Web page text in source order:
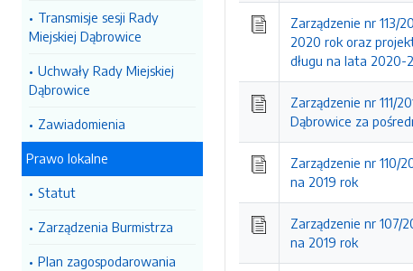
Transmisje sesji Rady
Miejskiej Dąbrowice
Uchwały Rady Miejskiej
Dąbrowice
Zawiadomienia
Prawo lokalne
Statut
Zarządzenia Burmistrza
Plan zagospodarowania
Zarządzenie nr 113/
2020 rok oraz
długu na lata 2020-
Zarządzenie nr 111/
Dąbrowice za
Zarządzenie nr 110/
na 2019 rok
Zarządzenie nr 107/
na 2019 rok